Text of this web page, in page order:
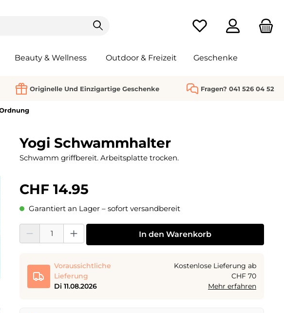
Du hast 0 Produkte
Beauty & Wellness Outdoor & Freizeit Geschenke
Originelle Und Einzigartige Geschenke Fragen? 041 526 04 52
Yogi Schwammhalter
Schwamm griffbereit. Arbeitsplatte trocken.
CHF 14.95
Garantiert an Lager – sofort versandbereit
Produkt Anzahl: Gib den gewünschten Wert ein oder benutze die Schaltflächen um die
In den Warenkorb
Voraussichtliche
Lieferung
Di 11.08.2026
Kostenlose Lieferung ab
CHF 70
Mehr erfahren